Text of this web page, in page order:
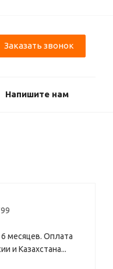
Заказать звонок
Напишите нам
месяцев. Оплата
и Казахстана...